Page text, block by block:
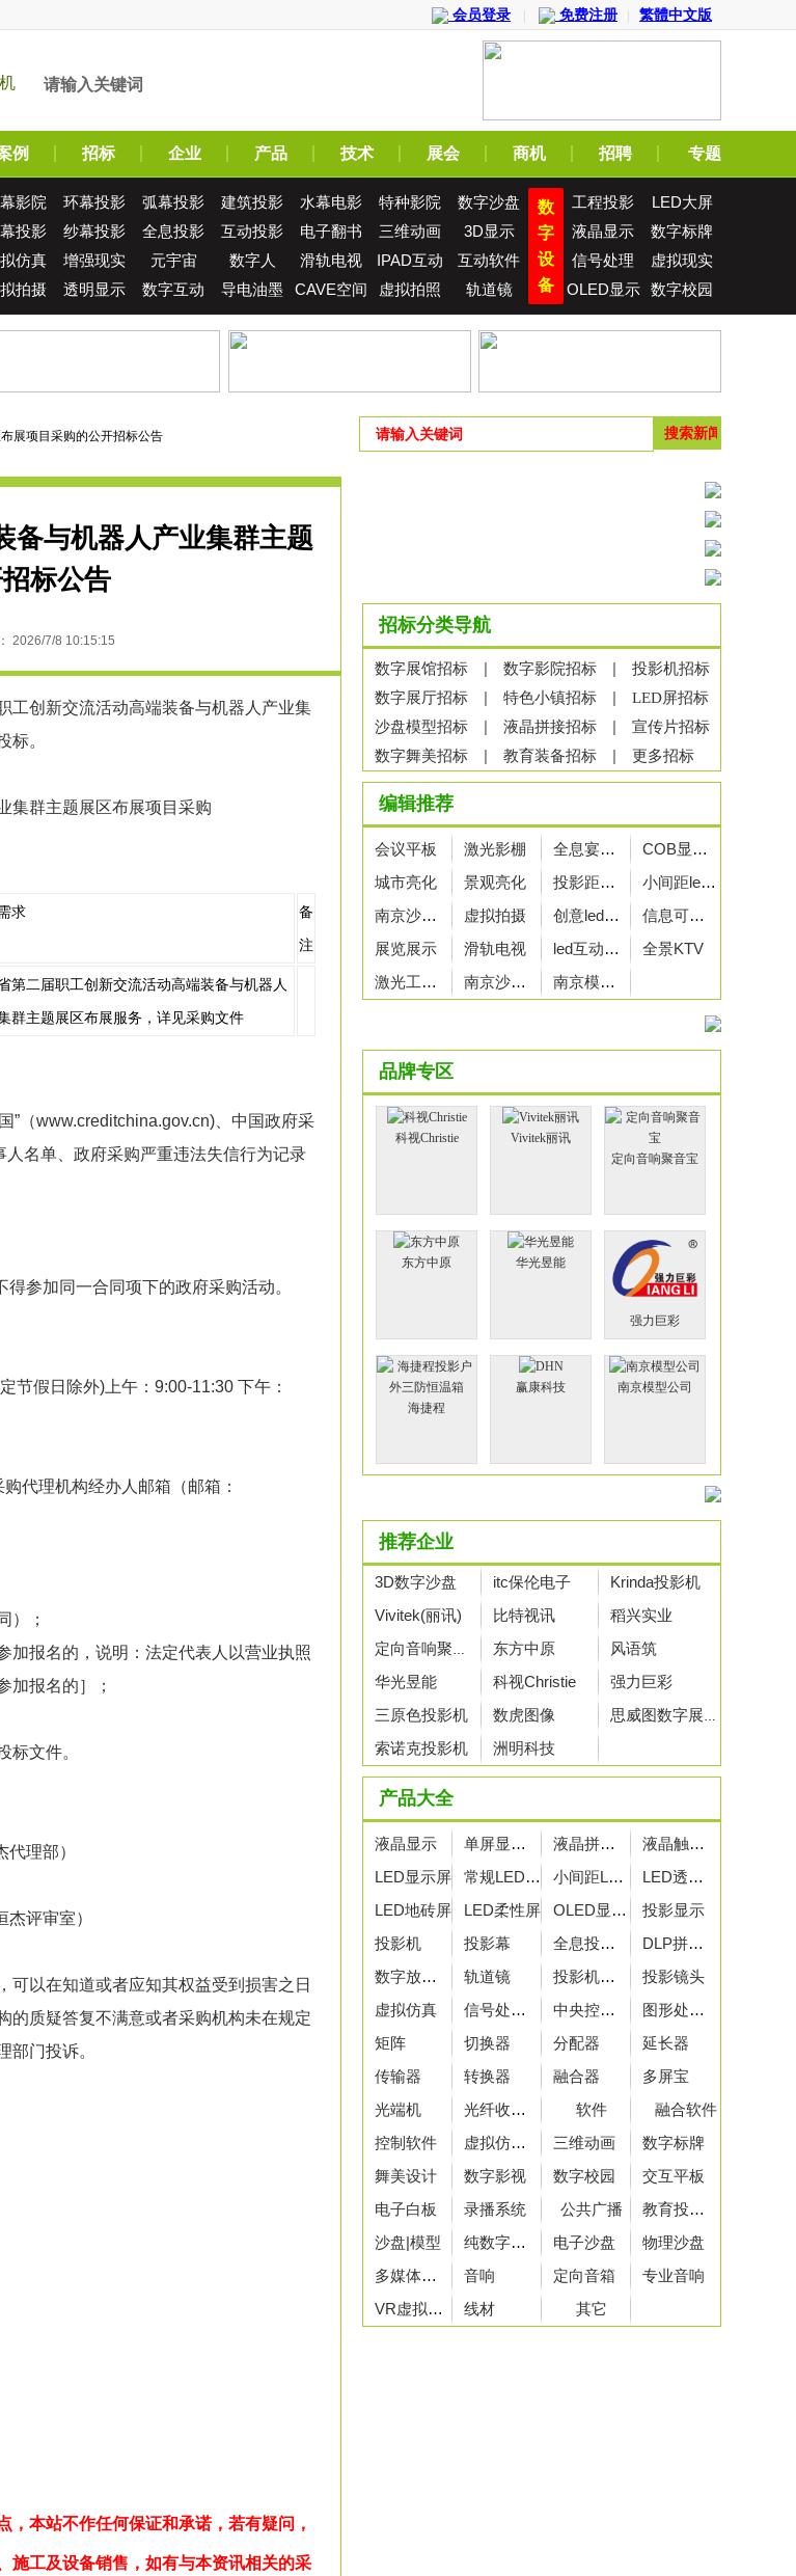
会员登录 免费注册 繁體中文版
例 招标 企业 产品 技术 展会 商机 招聘 专题
影院 环幕投影 弧幕投影 建筑投影 水幕电影 特种影院
数字沙盘
投影
纱幕投影 全息投影 互动投影 电子翻书 三维动画
3D显示
仿真
增强现实 元宇宙 数字人 滑轨电视 IPAD互动
互动软件
拍摄
透明显示 数字互动 导电油墨 CAVE空间 虚拟拍照 轨道镜
数
字
设
备
工程投影
LED大屏
液晶显示
数字标牌
信号处理
虚拟现实
OLED显示
屏
数字校园
展项目采购的公开招标公告
备与机器人产业集群主题
标公告
7/8 10:15:15
工创新交流活动高端装备与机器人产业集
标。
集群主题展区布展项目采购
求
备
注
第二届职工创新交流活动高端装备与机器人
群主题展区布展服务，详见采购文件
”（www.creditchina.gov.cn)、中国政府采
名单、政府采购严重违法失信行为记录
参加同一合同项下的政府采购活动。
节假日除外)上午：9:00-11:30 下午：
代理机构经办人邮箱（邮箱：
）；
报名的，说明：法定代表人以营业执照
加报名的］；
标文件。
理部）
评审室）
以在知道或者应知其权益受到损害之日
的质疑答复不满意或者采购机构未在规定
部门投诉。
本站不作任何保证和承诺，若有疑问，
施工及设备销售，如有与本资讯相关的采
招标分类导航
数字展馆招标 | 数字影院招标 | 投影机招标
数字展厅招标 | 特色小镇招标 | LED屏招标
沙盘模型招标 | 液晶拼接招标 | 宣传片招标
数字舞美招标 | 教育装备招标 | 更多招标
编辑推荐
会议平板 激光影棚 全息宴会厅
COB显示屏
城市亮化
景观亮化 投影距离计算器
小间距led大屏
南京沙盘厂家
虚拟拍摄 创意led显示屏
信息可视化
展览展示
滑轨电视 led互动地砖屏
全景KTV
激光工程投影机
南京沙盘公司 南京模型厂家
品牌专区
科视Christie
Vivitek丽讯
定向音响聚音宝
东方中原 华光昱能
强力巨彩
海捷程
赢康科技 南京模型公司
推荐企业
3D数字沙盘 itc保伦电子
Krinda投影机
Vivitek(丽讯)
比特视讯 稻兴实业
定向音响聚音宝 东方中原
风语筑
华光昱能
科视Christie
强力巨彩
三原色投影机
数虎图像 思威图数字展示
索诺克投影机 洲明科技
产品大全
液晶显示 单屏显示屏 液晶拼接屏
液晶触摸屏
LED显示屏
常规LED显示屏 小间距LED屏
LED透明屏
LED地砖屏
LED柔性屏 OLED显示屏
投影显示
投影机
投影幕 全息投影膜
DLP拼接墙
数字放映机
轨道镜 投影机恒温箱
投影镜头
虚拟仿真
信号处理设备 中央控制器
图形处理器
矩阵
切换器 分配器
延长器
传输器
转换器 融合器
多屏宝
光端机
光纤收发器 软件
融合软件
控制软件
虚拟仿真软件 三维动画
数字标牌
舞美设计
数字影视 数字校园
交互平板
电子白板
录播系统 公共广播
教育投影机
沙盘|模型
纯数字虚拟沙盘 电子沙盘
物理沙盘
多媒体沙盘
音响 定向音箱
专业音响
VR虚拟现实
线材 其它